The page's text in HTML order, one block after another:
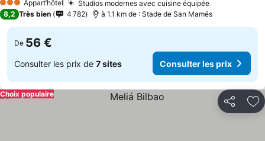
3 ÉtoilesAppart’hôtel Studios modernes avec cuisine équipée
8,2 Très bien 4 782 à 1.1 km de : Stade de San Mamés
De 56 €
Consulter les prix de 7 sites Consulter les prix
Partager
Choix populaire